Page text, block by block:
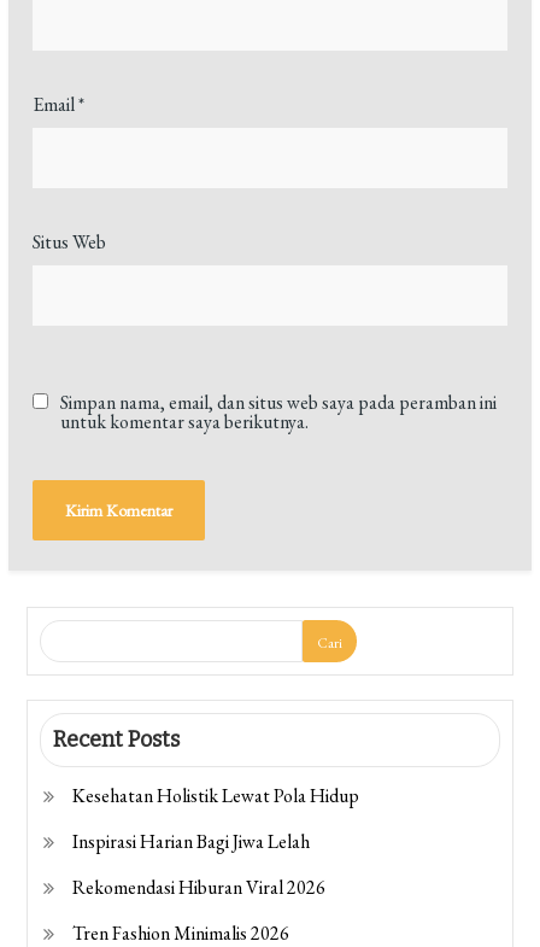
Email*
Situs Web
Simpan nama, email, dan situs web saya pada peramban ini
untuk komentar saya berikutnya.
Cari
Recent Posts
Kesehatan Holistik Lewat Pola Hidup
Inspirasi Harian Bagi Jiwa Lelah
Rekomendasi Hiburan Viral 2026
Tren Fashion Minimalis 2026